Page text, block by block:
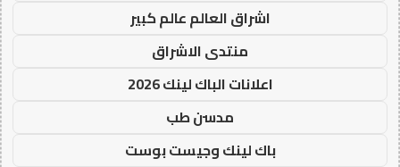
اشراق العالم عالم كبير
منتدى الاشراق
اعلانات الباك لينك 2026
مدسن طب
باك لينك وجيست بوست